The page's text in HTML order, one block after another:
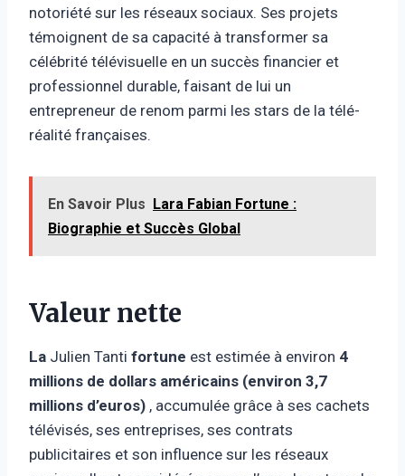
notoriété sur les réseaux sociaux. Ses projets
témoignent de sa capacité à transformer sa
célébrité télévisuelle en un succès financier et
professionnel durable, faisant de lui un
entrepreneur de renom parmi les stars de la télé-
réalité françaises.
En Savoir Plus Lara Fabian Fortune :
Biographie et Succès Global
Valeur nette
La Julien Tanti fortune est estimée à environ 4
millions de dollars américains (environ 3,7
millions d’euros) , accumulée grâce à ses cachets
télévisés, ses entreprises, ses contrats
publicitaires et son influence sur les réseaux